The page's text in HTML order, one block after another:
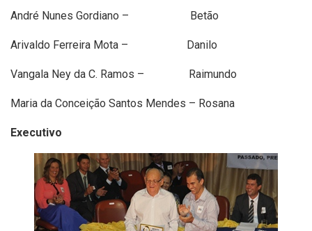
André Nunes Gordiano – Betão
Arivaldo Ferreira Mota – Danilo
Vangala Ney da C. Ramos – Raimundo
Maria da Conceição Santos Mendes – Rosana
Executivo